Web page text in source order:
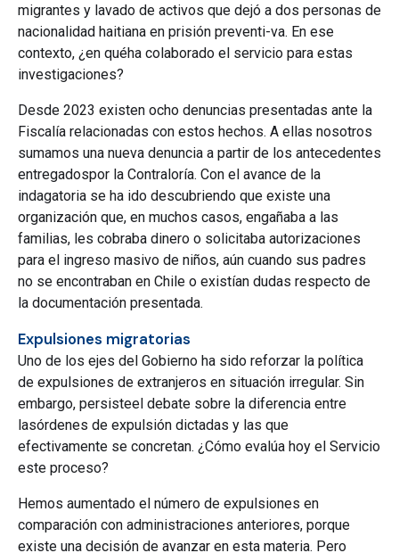
migrantes y lavado de activos que dejó a dos personas de
nacionalidad haitiana en prisión preventi-va. En ese
contexto, ¿en quéha colaborado el servicio para estas
investigaciones?
Desde 2023 existen ocho denuncias presentadas ante la
Fiscalía relacionadas con estos hechos. A ellas nosotros
sumamos una nueva denuncia a partir de los antecedentes
entregadospor la Contraloría. Con el avance de la
indagatoria se ha ido descubriendo que existe una
organización que, en muchos casos, engañaba a las
familias, les cobraba dinero o solicitaba autorizaciones
para el ingreso masivo de niños, aún cuando sus padres
no se encontraban en Chile o existían dudas respecto de
la documentación presentada.
Expulsiones migratorias
Uno de los ejes del Gobierno ha sido reforzar la política
de expulsiones de extranjeros en situación irregular. Sin
embargo, persisteel debate sobre la diferencia entre
lasórdenes de expulsión dictadas y las que
efectivamente se concretan. ¿Cómo evalúa hoy el Servicio
este proceso?
Hemos aumentado el número de expulsiones en
comparación con administraciones anteriores, porque
existe una decisión de avanzar en esta materia. Pero